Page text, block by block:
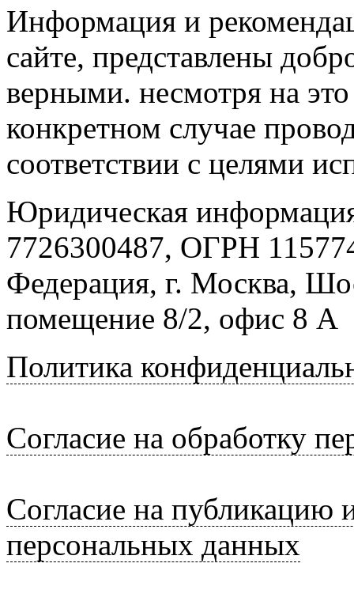
Информация и
сайте, представлены
верными. несмотря на
конкретном случае
соответствии с целями
Юридическая
7726300487, ОГРН
Федерация, г. Москва,
помещение 8/2, офис 8 А
Политика
Согласие на обработку
Согласие на публикацию
персональных данных